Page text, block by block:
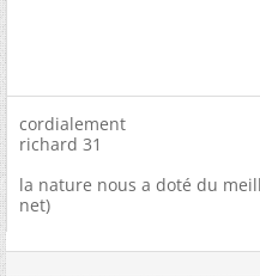
cordialement
richard 31
la nature nous a doté du
net)